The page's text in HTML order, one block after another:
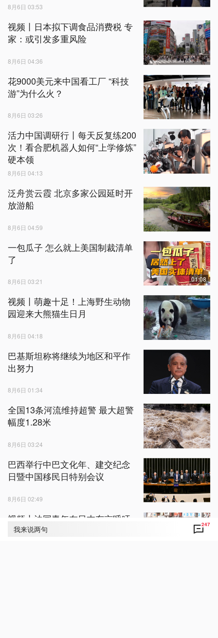
我来说两句 247
8月6日 03:53
视频丨日本拟下调食品消费税 专
家：或引发多重风险
8月6日 04:36
花9000美元来中国看工厂 “科技
游”为什么火？
8月6日 03:26
活力中国调研行丨每天反复练200
次！看合肥机器人如何“上学修炼”
硬本领
8月6日 04:13
泛舟赏云霞 北京多家公园延时开
放游船
8月6日 04:59
一包瓜子 怎么就上美国制裁清单
了
8月6日 03:21 01:08
视频丨萌趣十足！上海野生动物
园迎来大熊猫生日月
8月6日 04:18
巴基斯坦称将继续为地区和平作
出努力
8月6日 01:34
全国13条河流维持超警 最大超警
幅度1.28米
8月6日 03:24
巴西举行中巴文化年、建交纪念
日暨中国移民日特别会议
8月6日 02:49
视频丨法国青年在日本东京呼吁
正视历史珍视和平